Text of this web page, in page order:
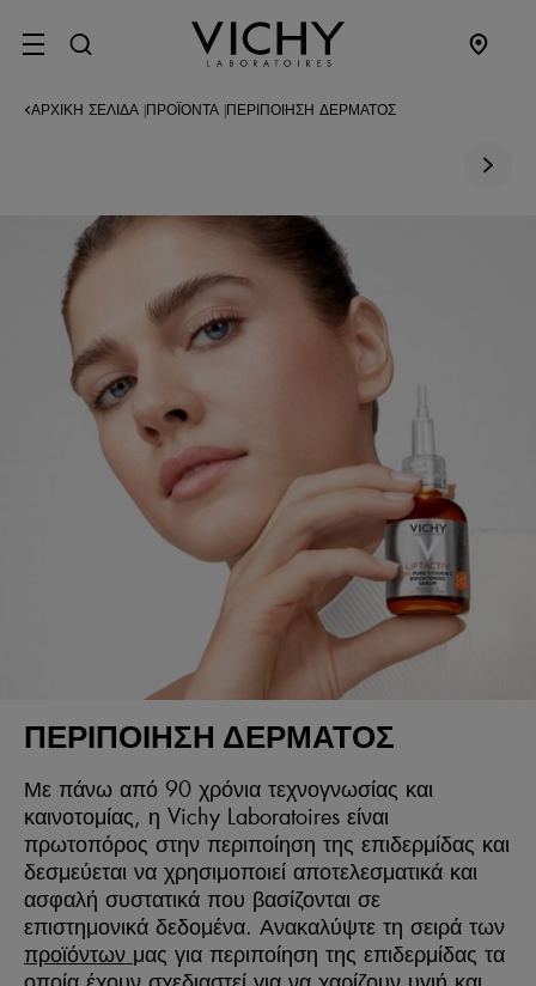
SITE MENU
ΑΡΧΙΚΉ ΣΕΛΊΔΑ ΠΡΟΪΌΝΤΑ ΠΕΡΙΠΟΊΗΣΗ ΔΈΡΜΑΤΟΣ
ΠΕΡΙΠΟΊΗΣΗ ΔΈΡΜΑΤΟΣ
Με πάνω από 90 χρόνια τεχνογνωσίας και
καινοτομίας, η Vichy Laboratoires είναι
πρωτοπόρος στην περιποίηση της επιδερμίδας και
δεσμεύεται να χρησιμοποιεί αποτελεσματικά και
ασφαλή συστατικά που βασίζονται σε
επιστημονικά δεδομένα. Ανακαλύψτε τη σειρά των
προϊόντων μας για περιποίηση της επιδερμίδας τα